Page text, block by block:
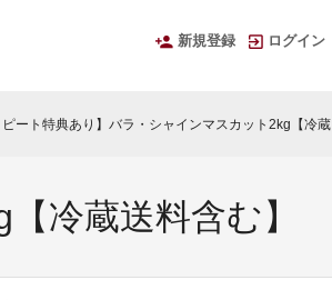
新規登録 ログイン
ート特典あり】バラ・シャインマスカット2kg【冷蔵送料含む】
冷蔵送料含む】